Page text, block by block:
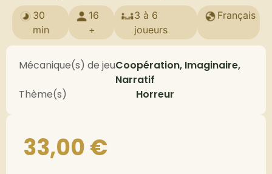
30
min
16
+
3 à 6
joueurs
Français
Mécanique(s) de jeuCoopération, Imaginaire,
Narratif
Thème(s)
Horreur
33,00€